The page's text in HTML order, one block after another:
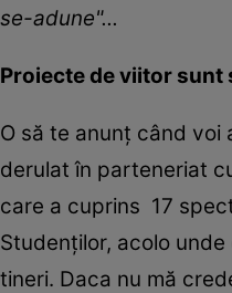
se-adune"...
Proiecte de viitor sunt
O să te anunț când voi
derulat în parteneriat
care a cuprins 17
Studenților, acolo
tineri. Daca nu mă